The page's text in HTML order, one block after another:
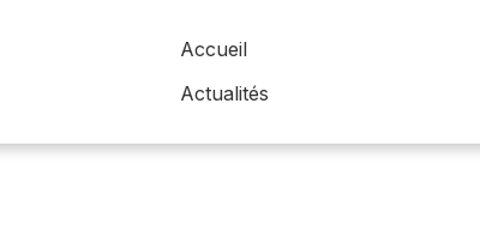
Accueil
Actualités